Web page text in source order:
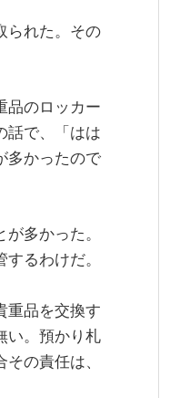
られた。その
品のロッカー
話で、「はは
かったので
多かった。
るわけだ。
重品を交換す
い。預かり札
の責任は、